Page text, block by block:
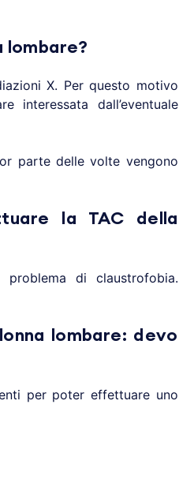
lombare?
X. Per questo motivo
interessata dall’eventuale
parte delle volte vengono
la TAC della
problema di claustrofobia.
lombare: devo
per poter effettuare uno